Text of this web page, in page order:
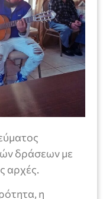
δράσεων με
αρχές.
η